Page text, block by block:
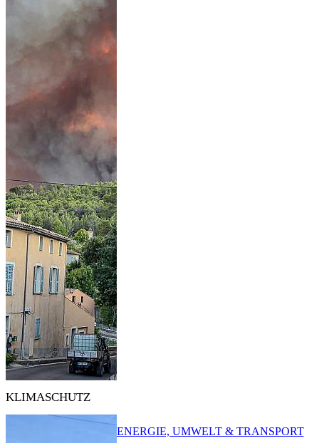
KLIMASCHUTZ
ENERGIE, UMWELT & TRANSPORT